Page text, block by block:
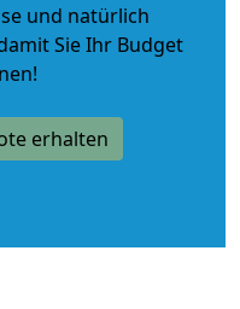
und natürlich
Sie Ihr Budget
erhalten